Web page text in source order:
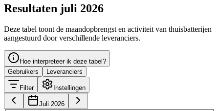
Resultaten juli 2026
Deze tabel toont de maandopbrengst en activiteit van thuisbatterijen
aangestuurd door verschillende leveranciers.
Hoe interpreteer ik deze tabel?
Gebruikers
Leveranciers
Filter Instellingen
Juli 2026